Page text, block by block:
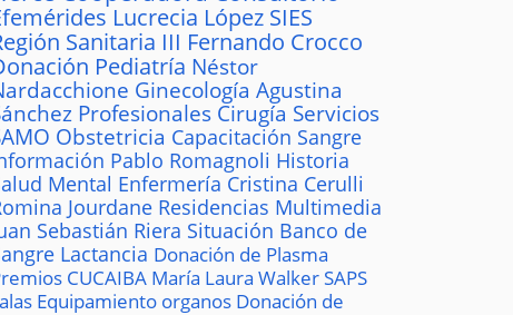
Lucrecia López SIES
Sanitaria III Fernando Crocco
Pediatría Néstor
Ginecología Agustina
Profesionales Cirugía Servicios
Obstetricia Capacitación Sangre
Pablo Romagnoli Historia
Mental Enfermería Cristina Cerulli
Jourdane Residencias Multimedia
Sebastián Riera Situación Banco de
Lactancia Donación de Plasma
CUCAIBA María Laura WalkerSAPS
Equipamiento organos Donación de